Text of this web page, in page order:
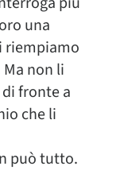
una
riempiamo
non li
fronte a
che li
può tutto.